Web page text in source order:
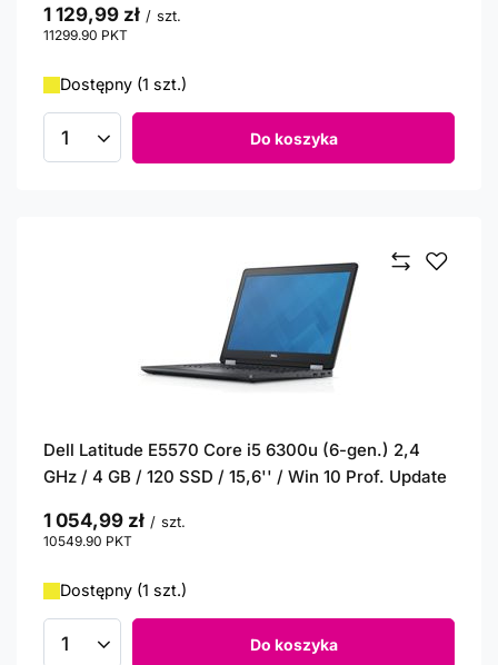
1 129,99 zł / szt.
11299.90 PKT
Dostępny (1 szt.)
Ilość produktów Do koszyka
Dell Latitude E5570 Core i5 6300u (6-gen.) 2,4
GHz / 4 GB / 120 SSD / 15,6'' / Win 10 Prof. Update
1 054,99 zł / szt.
10549.90 PKT
Dostępny (1 szt.)
Ilość produktów Do koszyka